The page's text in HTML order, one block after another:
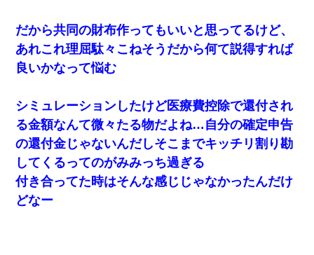
とっさに女児を捕まえたら変質者扱いされた。母親「あっち行っ
てよ！気持ち悪い！（ｼｯｼｯ」→ 後日、俺を見つけた母親がすっ飛
んできて・・・
32歳ワイ、34歳の可愛い女と付き合うも現実を知ってしまい無事
死亡・・・
【驚愕】私「今まで育てた分のお金返してね(冗談)」息子「はい、
3000万円」→数年後。私「妹が病気になったから援助して欲し
い」→
だから共同の財布作ってもいいと思ってるけど、
あれこれ理屈駄々こねそうだから何て説得すれば
良いかなって悩む
シミュレーションしたけど医療費控除で還付され
る金額なんて微々たる物だよね…自分の確定申告
の還付金じゃないんだしそこまでキッチリ割り勘
してくるってのがみみっち過ぎる
付き合ってた時はそんな感じじゃなかったんだけ
どなー